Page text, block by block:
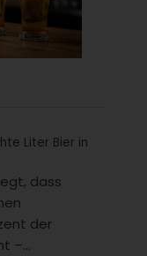
Liter Bier in
dass
der
–...